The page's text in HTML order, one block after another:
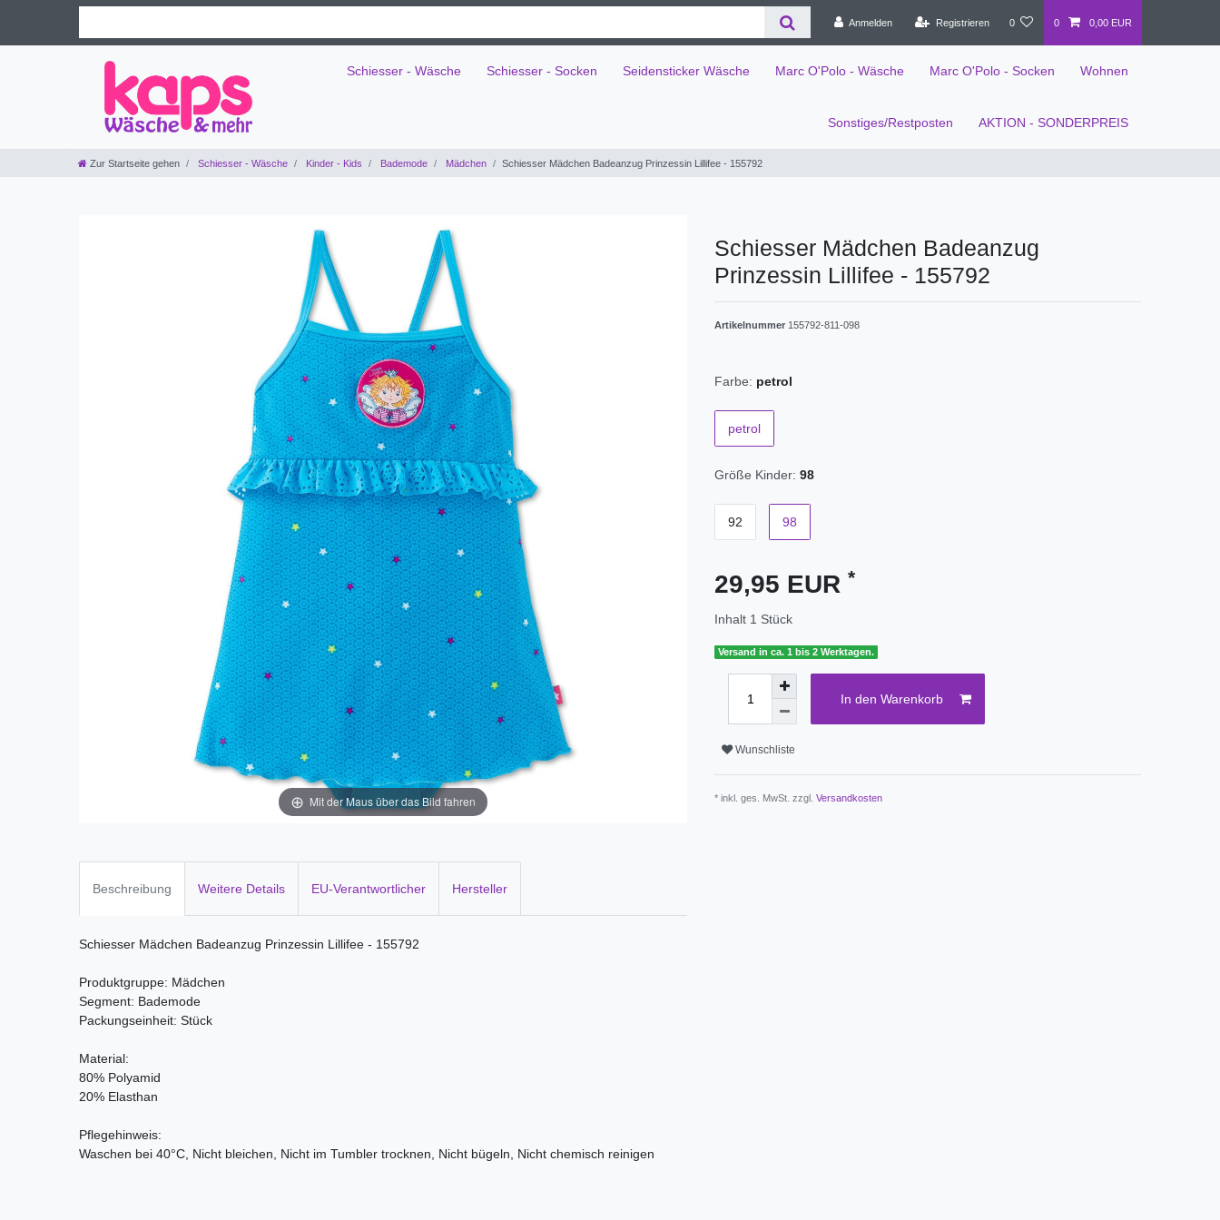
Anmelden Registrieren 0 0 0,00 EUR
Schiesser - Wäsche Schiesser - Socken Seidensticker Wäsche Marc O'Polo - Wäsche Marc O'Polo - Socken Wohnen
Sonstiges/Restposten AKTION - SONDERPREIS
Zur Startseite gehen Schiesser - Wäsche Kinder - Kids Bademode Mädchen Schiesser Mädchen Badeanzug Prinzessin Lillifee - 155792
Mit der Maus über das Bild fahren
Schiesser Mädchen Badeanzug
Prinzessin Lillifee - 155792
Artikelnummer 155792-811-098
Farbe: petrol
petrol
Größe Kinder: 98
92 98
29,95 EUR *
Inhalt 1 Stück
Versand in ca. 1 bis 2 Werktagen.
In den Warenkorb
Wunschliste
* inkl. ges. MwSt. zzgl. Versandkosten
Beschreibung Weitere Details EU-Verantwortlicher Hersteller
Schiesser Mädchen Badeanzug Prinzessin Lillifee - 155792
Produktgruppe: Mädchen
Segment: Bademode
Packungseinheit: Stück
Material:
80% Polyamid
20% Elasthan
Pflegehinweis:
Waschen bei 40°C, Nicht bleichen, Nicht im Tumbler trocknen, Nicht bügeln, Nicht chemisch reinigen